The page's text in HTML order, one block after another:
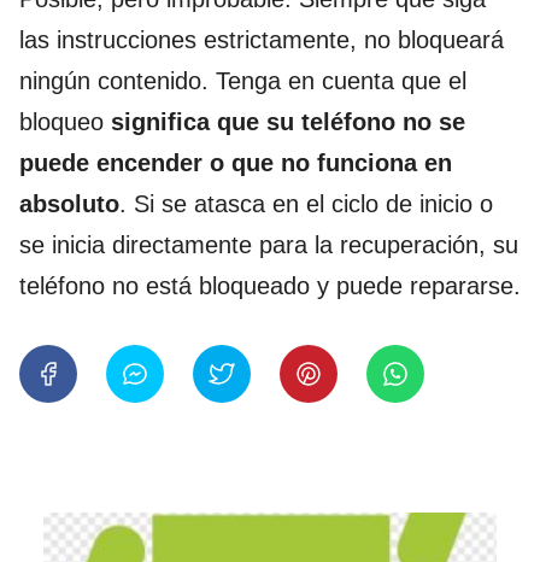
las instrucciones estrictamente, no bloqueará
ningún contenido. Tenga en cuenta que el
bloqueo significa que su teléfono no se
puede encender o que no funciona en
absoluto. Si se atasca en el ciclo de inicio o
se inicia directamente para la recuperación, su
teléfono no está bloqueado y puede repararse.